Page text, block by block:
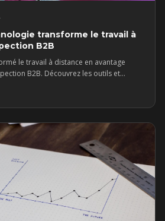
transforme le travail à
B2B
le travail à distance en avantage
B2B. Découvrez les outils et